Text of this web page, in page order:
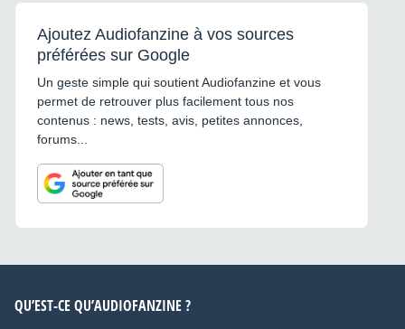
Ajoutez Audiofanzine à vos sources
préférées sur Google
Un geste simple qui soutient Audiofanzine et vous
permet de retrouver plus facilement tous nos
contenus : news, tests, avis, petites annonces,
forums...
QU’EST-CE QU’AUDIOFANZINE ?